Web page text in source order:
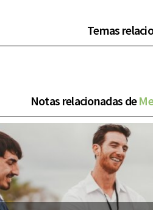
Temas
Notas relacionadas de